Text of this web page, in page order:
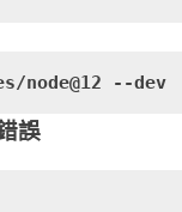
node@12 --dev
誤